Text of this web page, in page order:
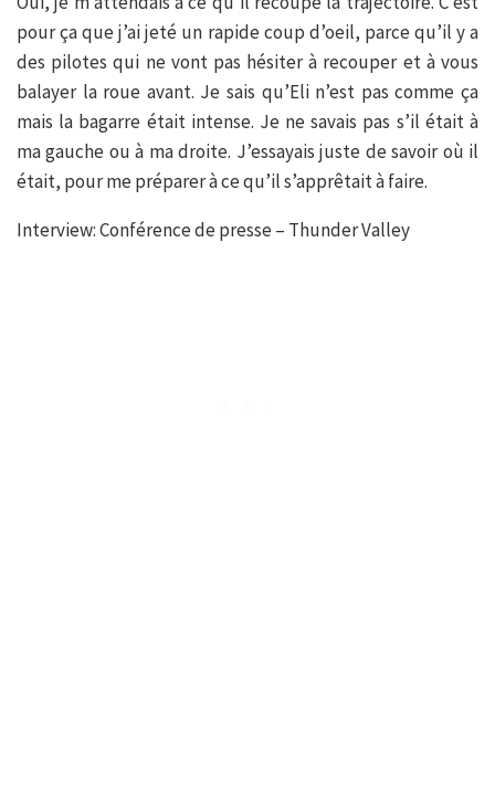
pour ça que j’ai jeté un rapide coup d’oeil, parce qu’il y a
des pilotes qui ne vont pas hésiter à recouper et à vous
balayer la roue avant. Je sais qu’Eli n’est pas comme ça
mais la bagarre était intense. Je ne savais pas s’il était à
ma gauche ou à ma droite. J’essayais juste de savoir où il
était, pour me préparer à ce qu’il s’apprêtait à faire.
Interview: Conférence de presse – Thunder Valley